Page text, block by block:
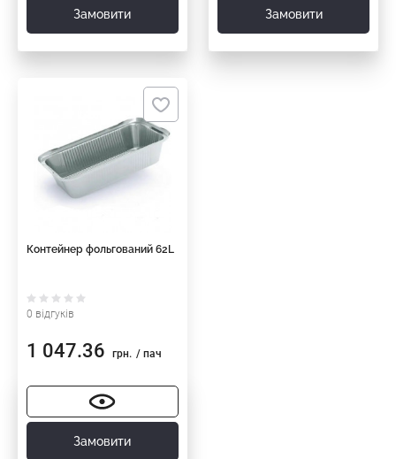
Замовити Замовити
Контейнер фольгований 62L
0 відгуків
1 047.36 грн. / пач
Замовити